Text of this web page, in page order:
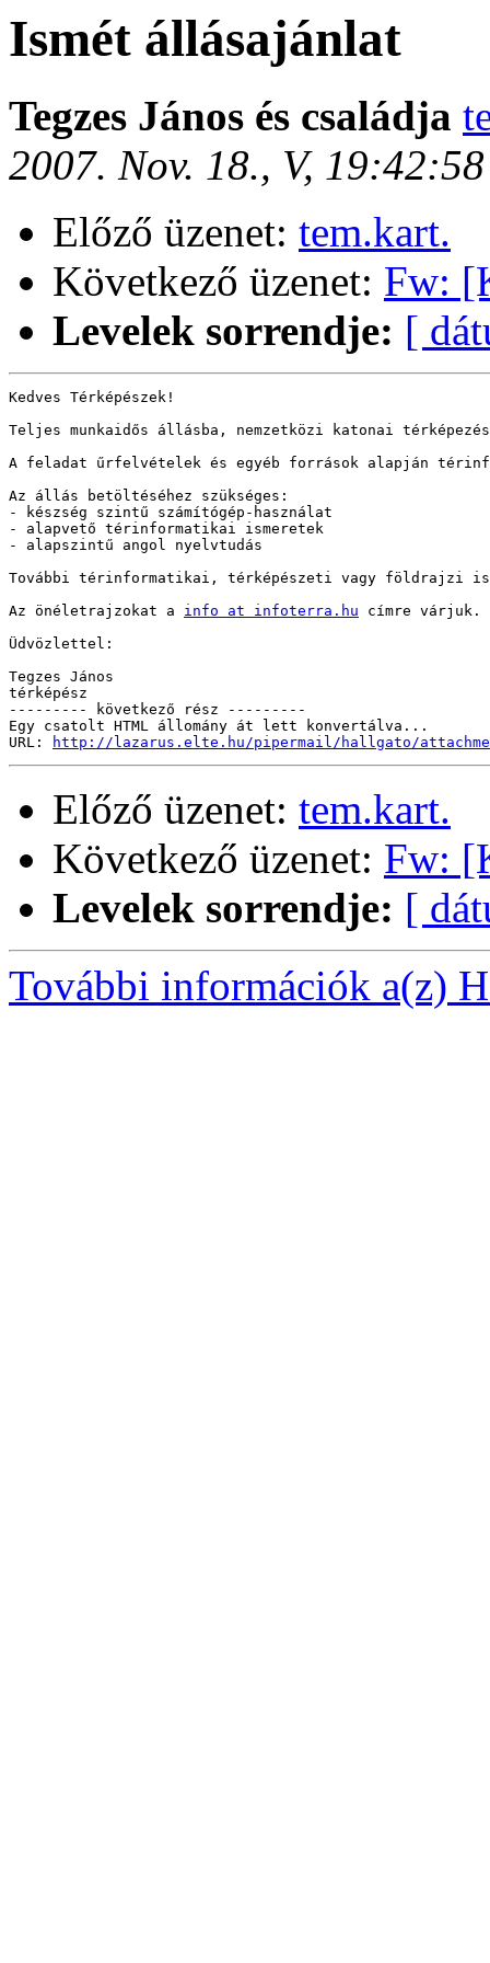
Ismét állásajánlat
Tegzes János és családja
2007. Nov. 18., V,
Előző üzenet: tem.kart.
Következő üzenet: Fw:
Levelek sorrendje: [
Kedves Térképészek!
Teljes munkaidős állásba, nemzetközi katonai
A feladat űrfelvételek és egyéb források alapján
Az állás betöltéséhez szükséges:
- készség szintű számítógép-használat
- alapvető térinformatikai ismeretek
- alapszintű angol nyelvtudás
További térinformatikai, térképészeti vagy földrajzi
Az önéletrajzokat a info at infoterra.hu címre várjuk.
Üdvözlettel:
Tegzes János
térképész
--------- következő rész ---------
Egy csatolt HTML állomány át lett konvertálva...
URL:
http://lazarus.elte.hu/pipermail/hallgato/
Előző üzenet: tem.kart.
Következő üzenet: Fw:
Levelek sorrendje: [
További információk a(z)